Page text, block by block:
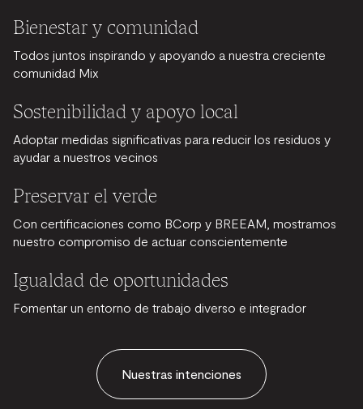
Bienestar y comunidad
Todos juntos inspirando y apoyando a nuestra creciente
comunidad Mix
Sostenibilidad y apoyo local
Adoptar medidas significativas para reducir los residuos y
ayudar a nuestros vecinos
Preservar el verde
Con certificaciones como BCorp y BREEAM, mostramos
nuestro compromiso de actuar conscientemente
Igualdad de oportunidades
Fomentar un entorno de trabajo diverso e integrador
Nuestras intenciones